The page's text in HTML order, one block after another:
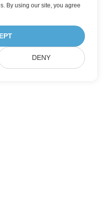
By using our site, you agree
DENY